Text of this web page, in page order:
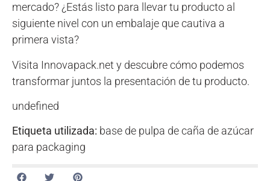
mercado? ¿Estás listo para llevar tu producto al
siguiente nivel con un embalaje que cautiva a
primera vista?
Visita Innovapack.net y descubre cómo podemos
transformar juntos la presentación de tu producto.
undefined
Etiqueta utilizada: base de pulpa de caña de azúcar
para packaging